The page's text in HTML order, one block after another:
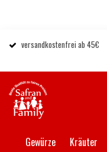
versandkostenfrei ab 45€
Gewürze Kräuter